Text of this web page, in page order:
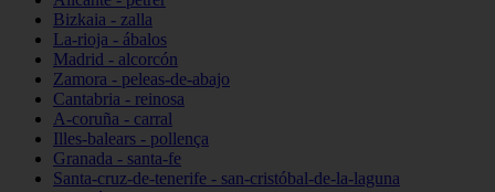
Bizkaia - zalla
La-rioja - ábalos
Madrid - alcorcón
Zamora - peleas-de-abajo
Cantabria - reinosa
A-coruña - carral
Illes-balears - pollença
Granada - santa-fe
Santa-cruz-de-tenerife - san-cristóbal-de-la-laguna